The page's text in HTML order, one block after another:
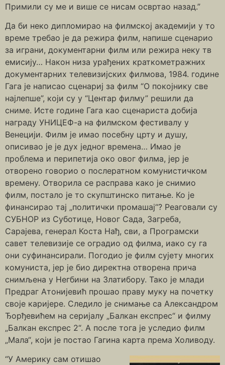
Примили су ме и више се нисам освртао назад.”
Да би неко дипломирао на филмској академији у то
време требао је да режира филм, напише сценарио
за играни, документарни филм или режира неку тв
емисију… Након низа урађених краткометражних
документарних телевизијских филмова, 1984. године
Гага је написао сценариј за филм “О покојнику све
најлепше”, који су у “Центар филму” решили да
сниме. Исте године Гага као сценариста добија
награду УНИЦЕФ-а на филмском фестивалу у
Венецији. Филм је имао посебну црту и душу,
описивао је је дух једног времена… Имао је
проблема и перипетија око овог филма, јер је
отворено говорио о послератном комунистичком
времену. Отворила се расправа како је снимио
филм, постало је то скупштинско питање. Ко је
финансирао тај „политички промашај“? Реаговали су
СУБНОР из Суботице, Новог Сада, Загреба,
Сарајева, генерал Коста Нађ, сви, а Програмски
савет телевизије се оградио од филма, иако су га
они суфинансирали. Погодио је филм сујету многих
комуниста, јер је био директна отворена прича
снимљена у Негбини на Златибору. Тако је млади
Предраг Атонијевић прошао праву муку на почетку
своје каријере. Следило је снимање са Александром
Ђорђевићем на серијалу „Балкан експрес“ и филму
„Балкан експрес 2“. А после тога је уследио филм
„Мала“, који је постао Гагина карта према Холиводу.
“У Америку сам отишао